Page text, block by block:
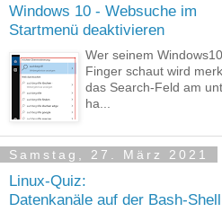
Windows 10 - Websuche im
Startmenü deaktivieren
Wer seinem
Finger schaut wird
das Search-Feld am
ha...
Samstag, 27. März 2021
Linux-Quiz:
Datenkanäle auf der Bash-Shell